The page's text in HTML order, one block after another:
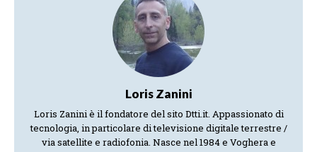
Loris Zanini
Loris Zanini è il fondatore del sito Dtti.it. Appassionato di
tecnologia, in particolare di televisione digitale terrestre /
via satellite e radiofonia. Nasce nel 1984 e Voghera e